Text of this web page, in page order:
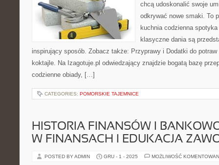
chcą udoskonalić swoje
odkrywać nowe smaki. To
kuchnia codzienna
klasyczne dania są
inspirujący sposób. Zobacz także: Przyprawy i Dodatki do potraw
koktajle. Na Izagotuje.pl odwiedzający znajdzie bogatą bazę
codzienne obiady, […]
CATEGORIES: POMORSKIE TAJEMNICE
HISTORIA FINANSÓW I
W FINANSACH I EDUKACJA
POSTED BY ADMIN GRU - 1 - 2025 MOŻLIWOŚĆ